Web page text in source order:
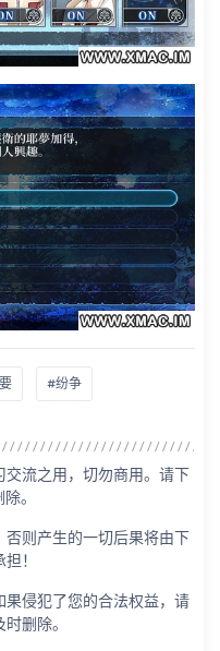
#纷争
流之用，切勿商用。请下
。
则产生的一切后果将由下
！
侵犯了您的合法权益，请
删除。